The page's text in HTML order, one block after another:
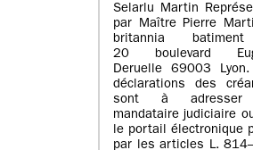
Selarlu Martin
par Maître Pierre
britannia
20 boulevard
Deruelle 69003
déclarations des
sont à adresser
mandataire judiciaire
le portail électronique
par les articles L.